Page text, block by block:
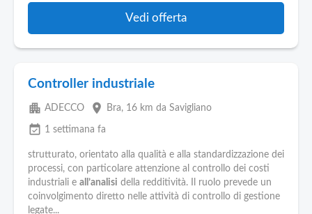
Vedi offerta
Controller industriale
apartment ADECCO place Bra, 16 km da Savigliano
event_available 1 settimana fa
strutturato, orientato alla qualità e alla standardizzazione dei
processi, con particolare attenzione al controllo dei costi
industriali e all’analisi della redditività. Il ruolo prevede un
coinvolgimento diretto nelle attività di controllo di gestione
legate...